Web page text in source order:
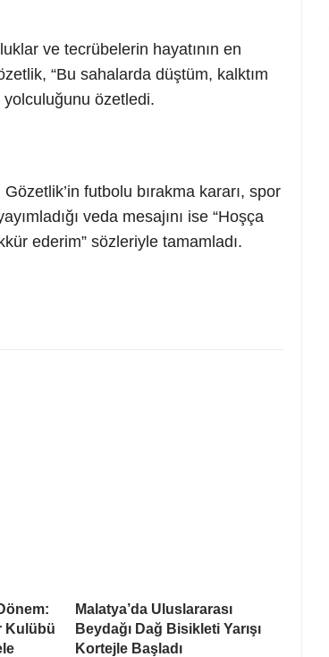
ve tecrübelerin hayatının en
“Bu sahalarda düştüm, kalktım
özetledi.
futbolu bırakma kararı, spor
veda mesajını ise “Hoşça
ederim” sözleriyle tamamladı.
Kulübü
Malatya’da Uluslararası
Beydağı Dağ Bisikleti Yarışı
Kortejle Başladı